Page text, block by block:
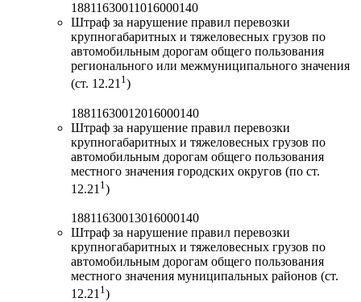
18811630011016000140
Штраф за нарушение правил перевозки
крупногабаритных и тяжеловесных грузов по
автомобильным дорогам общего пользования
регионального или межмуниципального значения
(ст. 12.211)
18811630012016000140
Штраф за нарушение правил перевозки
крупногабаритных и тяжеловесных грузов по
автомобильным дорогам общего пользования
местного значения городских округов (по ст.
12.21 1 )
18811630013016000140
Штраф за нарушение правил перевозки
крупногабаритных и тяжеловесных грузов по
автомобильным дорогам общего пользования
местного значения муниципальных районов (ст.
12.21 1 )